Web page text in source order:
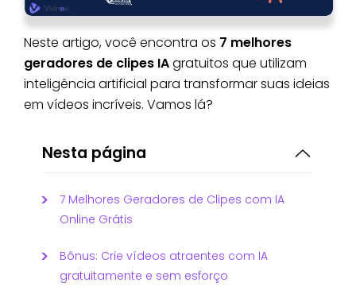
Neste artigo, você encontra os 7 melhores
geradores de clipes IAgratuitos que utilizam
inteligência artificial para transformar suas ideias
em vídeos incríveis. Vamos lá?
Nesta página
7 Melhores Geradores de Clipes com IA
Online Grátis
Bônus: Crie vídeos atraentes com IA
gratuitamente e sem esforço